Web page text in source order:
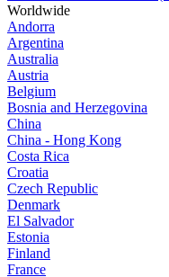
Worldwide
Andorra
Argentina
Australia
Austria
Belgium
Bosnia and Herzegovina
China
China - Hong Kong
Costa Rica
Croatia
Czech Republic
Denmark
El Salvador
Estonia
Finland
France